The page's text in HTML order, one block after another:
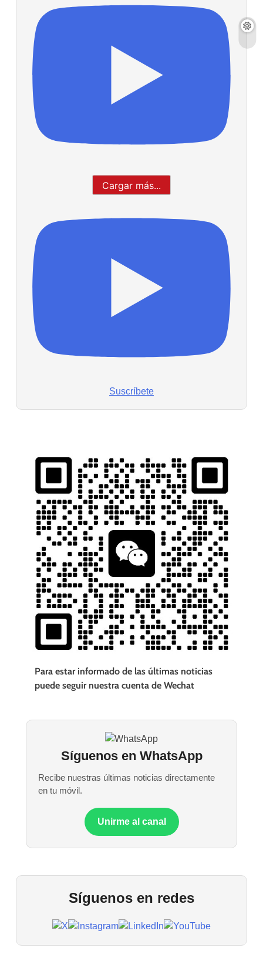
Cargar más...
Suscríbete
Para estar informado de las últimas noticias
puede seguir nuestra cuenta de Wechat
Síguenos en WhatsApp
Recibe nuestras últimas noticias directamente
en tu móvil.
Unirme al canal
Síguenos en redes